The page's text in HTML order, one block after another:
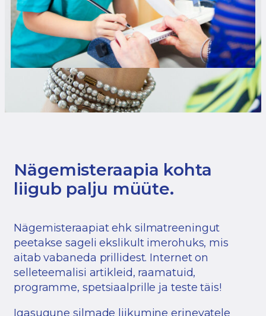
Nägemisteraapia kohta
liigub palju müüte.
Nägemisteraapiat ehk silmatreeningut
peetakse sageli ekslikult imerohuks, mis
aitab vabaneda prillidest. Internet on
selleteemalisi artikleid, raamatuid,
programme, spetsiaalprille ja teste täis!
Igasugune silmade liikumine erinevatele